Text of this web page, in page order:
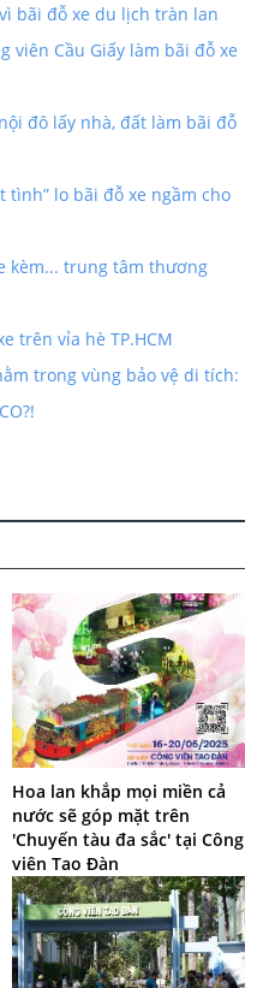
bãi đỗ xe du lịch tràn lan
viên Cầu Giấy làm bãi đỗ xe
đô lấy nhà, đất làm bãi đỗ
tình” lo bãi đỗ xe ngầm cho
kèm... trung tâm thương
trên vỉa hè TP.HCM
trong vùng bảo vệ di tích:
Hoa lan khắp mọi miền cả
nước sẽ góp mặt trên
'Chuyến tàu đa sắc' tại Công
viên Tao Đàn